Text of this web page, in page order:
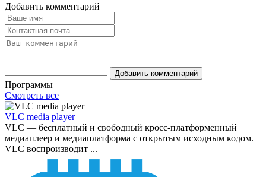
Добавить комментарий
Добавить комментарий
Программы
Смотреть все
VLC media player
VLC — бесплатный и свободный кросс-платформенный
медиаплеер и медиаплатформа с открытым исходным кодом.
VLC воспроизводит ...